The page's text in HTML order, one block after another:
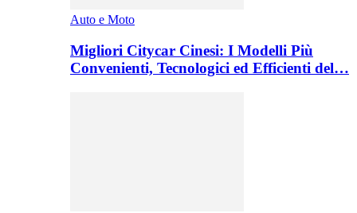
Auto e Moto
Migliori Citycar Cinesi: I Modelli Più
Convenienti, Tecnologici ed Efficienti del…